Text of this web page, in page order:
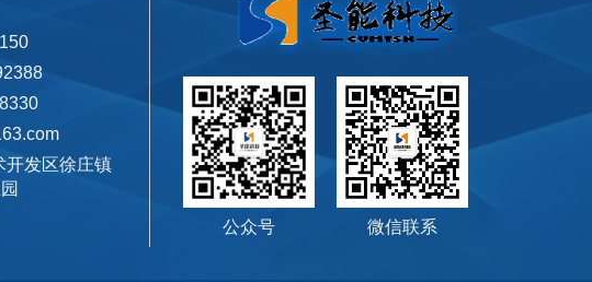
开发区徐庄镇
公众号 微信联系